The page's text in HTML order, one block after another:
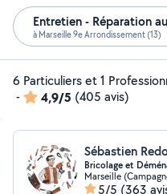
Entretien - Réparation
à Marseille 9e Arrondissement (13)
6 Particuliers et 1
-
4,9/5 (405 avis)
Sébastien
Bricolage et
Marseille
5/5 (363